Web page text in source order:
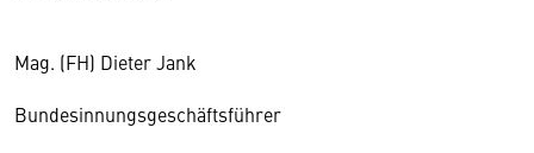
Mag. (FH) Dieter Jank
Bundesinnungsgeschäftsführer